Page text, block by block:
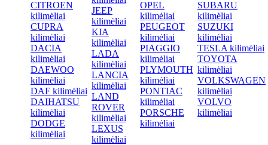
CITROEN
kilimėliai
CUPRA
kilimėliai
DACIA
kilimėliai
DAEWOO
kilimėliai
DAF kilimėliai
DAIHATSU
kilimėliai
DODGE
kilimėliai
JEEP
kilimėliai
KIA
kilimėliai
LADA
kilimėliai
LANCIA
kilimėliai
LAND
ROVER
kilimėliai
LEXUS
kilimėliai
OPEL
kilimėliai
PEUGEOT
kilimėliai
PIAGGIO
kilimėliai
PLYMOUTH
kilimėliai
PONTIAC
kilimėliai
PORSCHE
kilimėliai
SUBARU
kilimėliai
SUZUKI
kilimėliai
TESLA kilimėliai
TOYOTA
kilimėliai
VOLKSWAGEN
kilimėliai
VOLVO
kilimėliai